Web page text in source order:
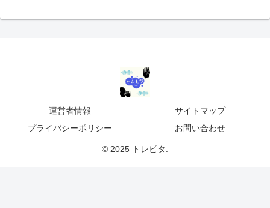
運営者情報
サイトマップ
プライバシーポリシー
お問い合わせ
© 2025 トレピタ.